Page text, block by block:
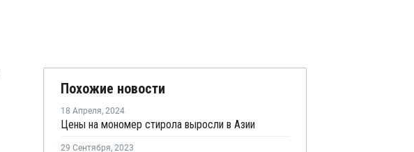
Похожие новости
18 Апреля, 2024
Цены на мономер стирола выросли в Азии
29 Сентября, 2023